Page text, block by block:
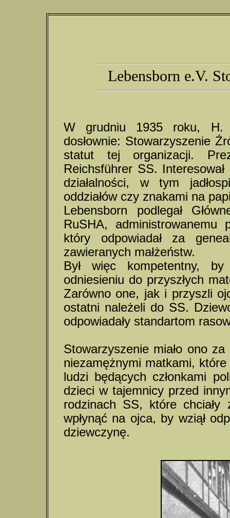
Lebensborn e.V.
W grudniu 1935 roku, H.
dosłownie: Stowarzyszenie
statut tej organizacji.
Reichsführer SS.
działalności, w tym
oddziałów czy znakami na
Lebensborn podlegał
RuSHA,
który odpowiadał za
zawieranych małżeństw.
Był więc kompetentny,
odniesieniu do przyszłych
Zarówno one, jak i przyszli
ostatni należeli do SS.
odpowiadały standartom
Stowarzyszenie miało ono
niezamężnymi matkami,
ludzi będących członkami
dzieci w tajemnicy przed
rodzinach SS, które chciały
wpłynąć na ojca, by wziął
dziewczynę.